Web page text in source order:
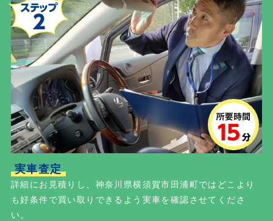
実車査定
詳細にお見積りし、神奈川県横須賀市田浦町ではどこより
も好条件で買い取りできるよう実車を確認させてくださ
い。